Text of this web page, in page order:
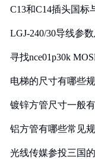
C13和C14插头国标
LGJ-240/30导线参
寻找nce01p30k
电梯的尺寸有哪些
镀锌方管尺寸一般
铝方管有哪些常见
光线传媒参投三国